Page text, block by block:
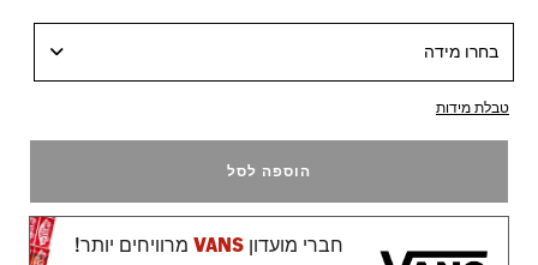
בחרו מידה
טבלת מידות
הוספה לסל
חברי מועדון VANSמרוויחים יותר!